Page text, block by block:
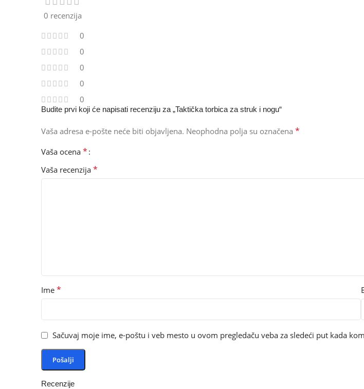
0 recenzija
0
0
0
0
0
Recenzije
Budite prvi koji će napisati recenziju za „Taktička torbica za struk i nogu“
Vaša adresa e-pošte neće biti objavljena. Neophodna polja su označena *
Vaša ocena *
Vaša recenzija *
Ime *
Sačuvaj moje ime, e-poštu i veb mesto u ovom pregledaču veba za sledeći put kada